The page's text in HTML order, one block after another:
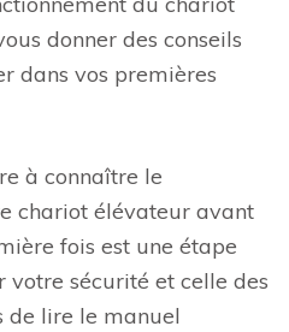
donner des conseils
dans vos premières
à connaître le
chariot élévateur avant
fois est une étape
votre sécurité et celle des
de lire le manuel